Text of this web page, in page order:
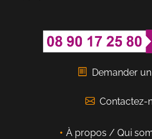
Demander
Contactez-
À propos / Qui